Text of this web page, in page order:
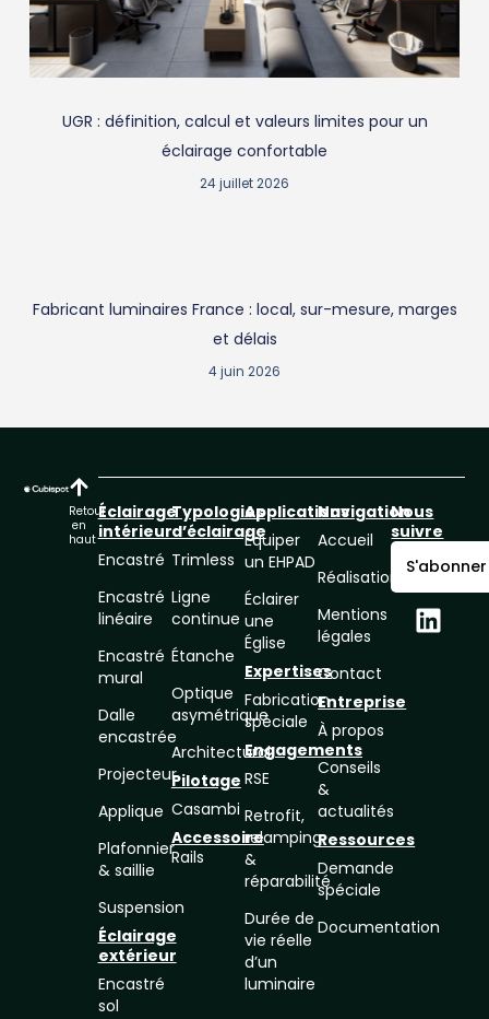
UGR : définition, calcul et valeurs limites pour un
éclairage confortable
24 juillet 2026
Fabricant luminaires France : local, sur-mesure, marges
et délais
4 juin 2026
Éclairage
intérieur
Encastré
Encastré
linéaire
Encastré
mural
Dalle
encastrée
Projecteur
Applique
Plafonnier
& saillie
Suspension
Éclairage
extérieur
Encastré
sol
Typologies
d’éclairage
Trimless
Ligne
continue
Étanche
Optique
asymétrique
Architectural
Pilotage
Casambi
Accessoire
Rails
Applications
Équiper
un EHPAD
Éclairer
une
Église
Expertises
Fabrication
spéciale
Engagements
RSE
Retrofit,
relamping
&
réparabilité
Durée de
vie réelle
d’un
luminaire
Navigation
Accueil
Réalisations
Mentions
légales
Contact
Entreprise
À propos
Conseils
&
actualités
Ressources
Demande
spéciale
Documentation
S'abonner
Nous
suivre
Retour
en
haut